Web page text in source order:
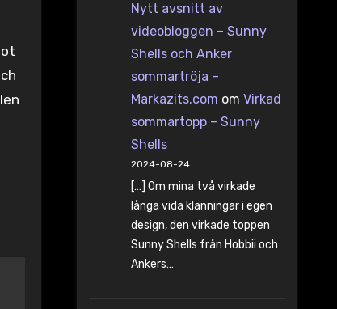
Nytt avsnitt av
videobloggen – Sunny
Shells och Anker
sommartröja –
Markazits.com om Virkad
sommartopp – Sunny
Shells
2024-08-24
[…] Om mina två virkade
långa vida klänningar i egen
design, den virkade toppen
Sunny Shells från Hobbii och
Ankers…